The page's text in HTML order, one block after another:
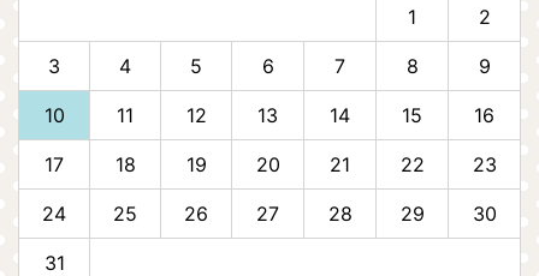
1 2
3 4 5 6 7 8 9
10 11 12 13 14 15 16
17 18 19 20 21 22 23
24 25 26 27 28 29 30
31